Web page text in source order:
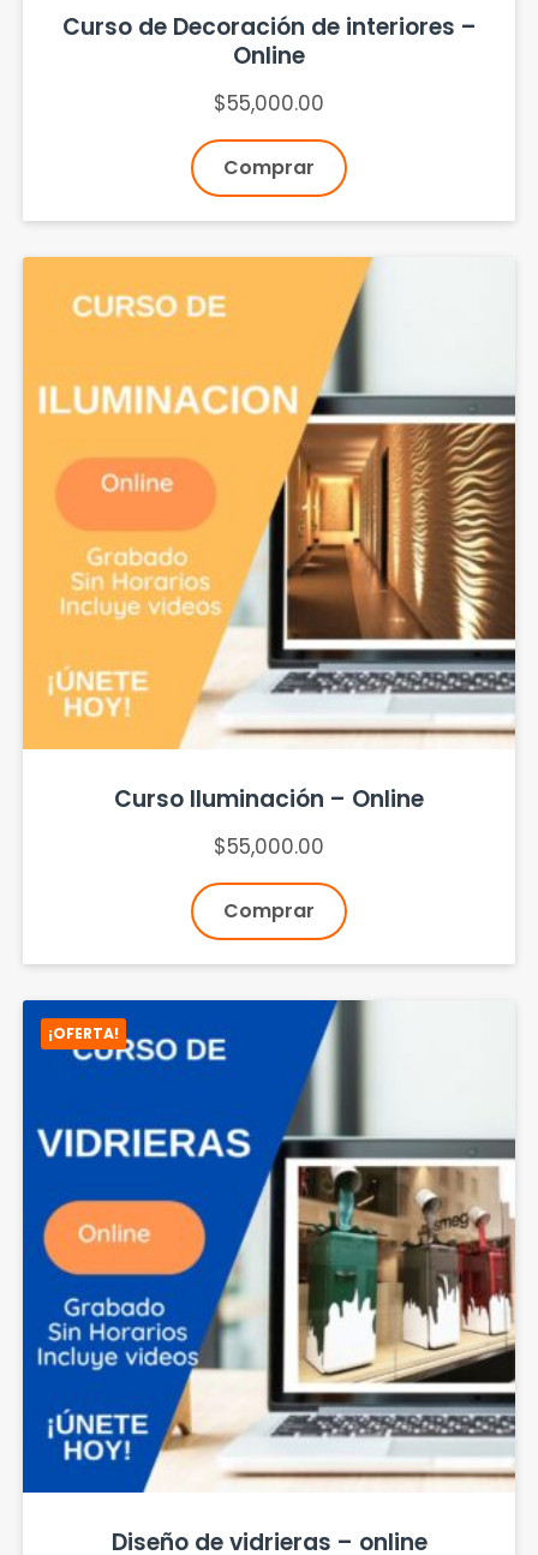
Curso de Decoración de interiores –
Online
$55,000.00
Comprar
Curso Iluminación – Online
$55,000.00
Comprar
¡OFERTA!
Diseño de vidrieras – online